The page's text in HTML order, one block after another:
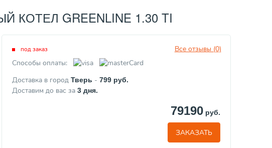
GREENLINE 1.30 TI
Все отзывы (0)
под заказ
Способы оплаты:
Доставка в город Тверь - 799 руб.
Доставим до вас за 3 дня.
79190руб.
ЗАКАЗАТЬ